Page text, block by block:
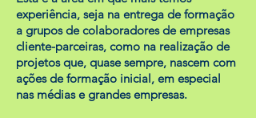
experiência, seja na entrega de formação
a grupos de colaboradores de empresas
cliente-parceiras, como na realização de
projetos que, quase sempre, nascem com
ações de formação inicial, em especial
nas médias e grandes empresas.